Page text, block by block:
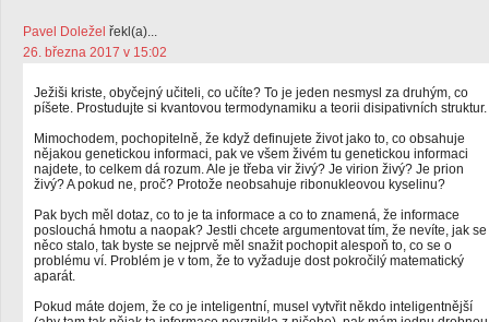
Pavel Doležel řekl(a)...
26. března 2017 v 15:02
Ježiši kriste, obyčejný učiteli, co učíte? To je jeden nesmysl za druhým, co
píšete. Prostudujte si kvantovou termodynamiku a teorii disipativních struktur.
Mimochodem, pochopitelně, že když definujete život jako to, co obsahuje
nějakou genetickou informaci, pak ve všem živém tu genetickou informaci
najdete, to celkem dá rozum. Ale je třeba vir živý? Je virion živý? Je prion
živý? A pokud ne, proč? Protože neobsahuje ribonukleovou kyselinu?
Pak bych měl dotaz, co to je ta informace a co to znamená, že informace
poslouchá hmotu a naopak? Jestli chcete argumentovat tím, že nevíte, jak se
něco stalo, tak byste se nejprvě měl snažit pochopit alespoň to, co se o
problému ví. Problém je v tom, že to vyžaduje dost pokročilý matematický
aparát.
Pokud máte dojem, že co je inteligentní, musel vytvřit někdo inteligentnější